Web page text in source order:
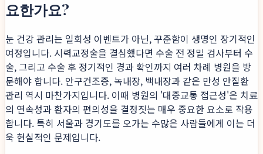
요한가요?
눈 건강 관리는 일회성 이벤트가 아닌, 꾸준함이 생명인 장기적인
여정입니다. 시력교정술을 결심했다면 수술 전 정밀 검사부터 수
술, 그리고 수술 후 정기적인 경과 확인까지 여러 차례 병원을 방
문해야 합니다. 안구건조증, 녹내장, 백내장과 같은 만성 안질환
관리 역시 마찬가지입니다. 이때 병원의 '대중교통 접근성'은 치료
의 연속성과 환자의 편의성을 결정짓는 매우 중요한 요소로 작용
합니다. 특히 서울과 경기도를 오가는 수많은 사람들에게 이는 더
욱 현실적인 문제입니다.